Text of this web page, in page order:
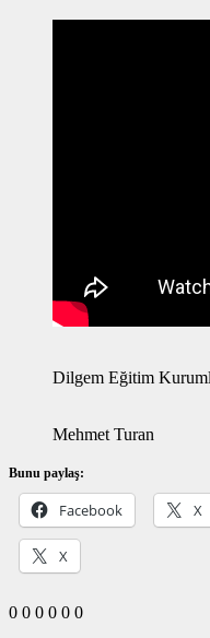
Dilgem Eğitim
Mehmet Turan
Bunu paylaş:
Facebook X
X
0 0 0 0 0 0